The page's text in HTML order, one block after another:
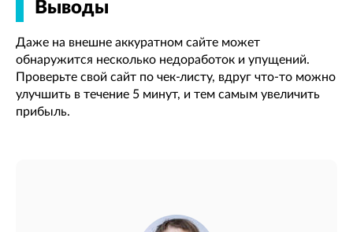
Выводы
Даже на внешне аккуратном сайте может
обнаружится несколько недоработок и упущений.
Проверьте свой сайт по чек-листу, вдруг что-то можно
улучшить в течение 5 минут, и тем самым увеличить
прибыль.